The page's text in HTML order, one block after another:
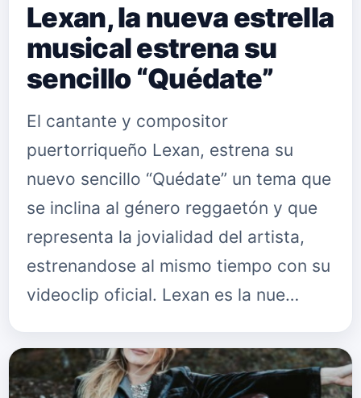
Lexan, la nueva estrella
musical estrena su
sencillo “Quédate”
El cantante y compositor
puertorriqueño Lexan, estrena su
nuevo sencillo “Quédate” un tema que
se inclina al género reggaetón y que
representa la jovialidad del artista,
estrenandose al mismo tiempo con su
videoclip oficial. Lexan es la nue…